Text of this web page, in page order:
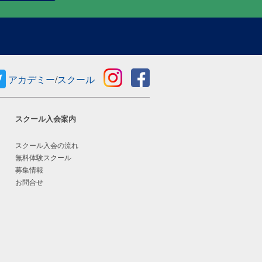
アカデミー/スクール
スクール入会案内
スクール入会の流れ
無料体験スクール
募集情報
お問合せ